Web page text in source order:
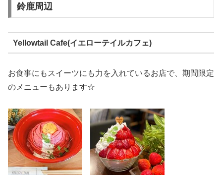
鈴鹿周辺
Yellowtail Cafe(イエローテイルカフェ)
お食事にもスイーツにも力を入れているお店で、期間限定
のメニューもあります☆